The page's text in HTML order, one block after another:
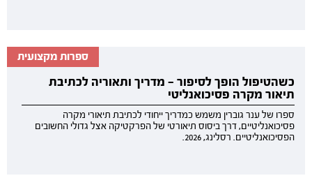
ספרות מקצועית
כשהטיפול הופך לסיפור — מדריך ותאוריה לכתיבת
תיאור מקרה פסיכואנליטי
ספרו של ענר גוברין משמש כמדריך ייחודי לכתיבת תיאורי מקרה
פסיכואנליטיים, דרך ביסוס תיאורטי של הפרקטיקה אצל גדולי החשובים
הפסיכואנליטיים. רסלינג, 2026.